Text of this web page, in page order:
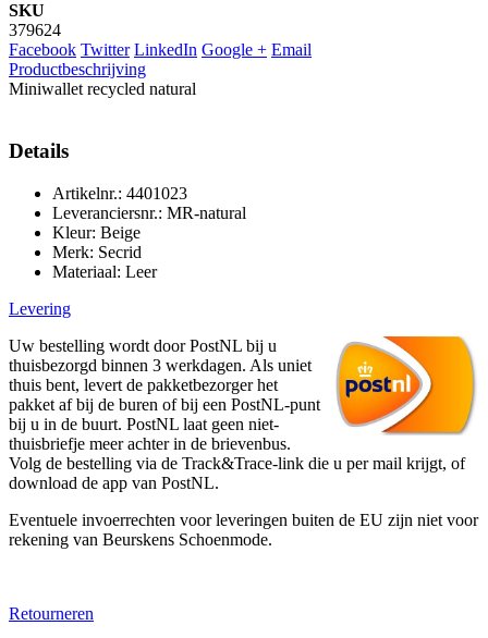
SKU
379624
Facebook Twitter LinkedIn Google + Email
Productbeschrijving
Miniwallet recycled natural
Details
Artikelnr.: 4401023
Leveranciersnr.: MR-natural
Kleur: Beige
Merk: Secrid
Materiaal: Leer
Levering
Uw bestelling wordt door PostNL bij u
thuisbezorgd binnen 3 werkdagen. Als uniet
thuis bent, levert de pakketbezorger het
pakket af bij de buren of bij een PostNL-punt
bij u in de buurt. PostNL laat geen niet-
thuisbriefje meer achter in de brievenbus.
Volg de bestelling via de Track&Trace-link die u per mail krijgt, of
download de app van PostNL.
Eventuele invoerrechten voor leveringen buiten de EU zijn niet voor
rekening van Beurskens Schoenmode.
Retourneren